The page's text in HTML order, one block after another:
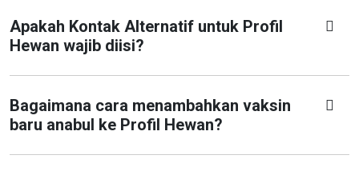
Apakah Kontak Alternatif untuk Profil
Hewan wajib diisi?
Bagaimana cara menambahkan vaksin
baru anabul ke Profil Hewan?